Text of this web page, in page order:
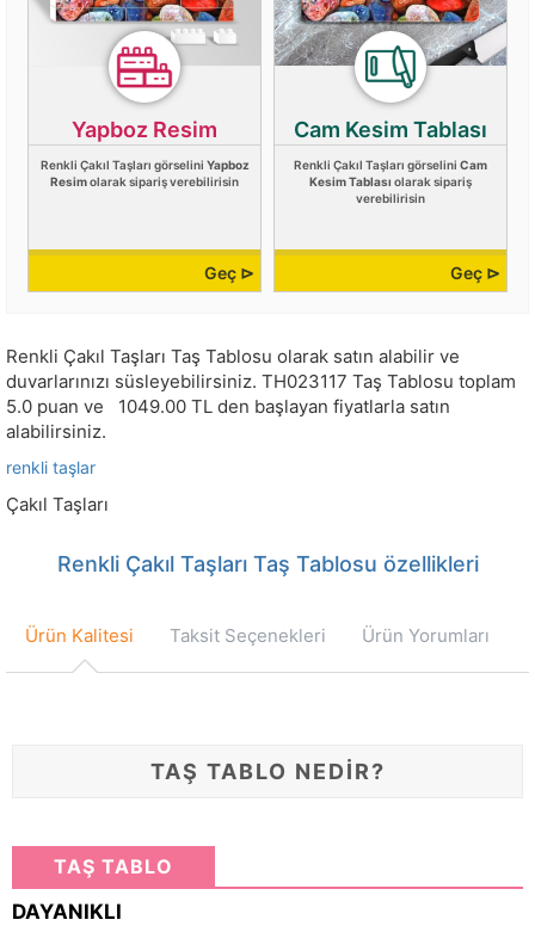
Yapboz Resim
Renkli Çakıl Taşları görselini Yapboz
Resimolarak sipariş verebilirisin
Geç ⊳
Cam Kesim Tablası
Renkli Çakıl Taşları görselini Cam
Kesim Tablası olarak sipariş
verebilirisin
Geç ⊳
Renkli Çakıl Taşları Taş Tablosu olarak satın alabilir ve
duvarlarınızı süsleyebilirsiniz. TH023117 Taş Tablosu toplam
5.0 puan ve 1049.00 TL den başlayan fiyatlarla satın
alabilirsiniz.
renkli taşlar
Çakıl Taşları
Renkli Çakıl Taşları Taş Tablosu özellikleri
Ürün Kalitesi Taksit Seçenekleri Ürün Yorumları
TAŞ TABLO NEDİR?
TAŞ TABLO
DAYANIKLI